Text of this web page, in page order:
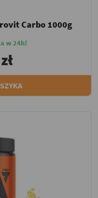
Carbo 1000g
w 24h!